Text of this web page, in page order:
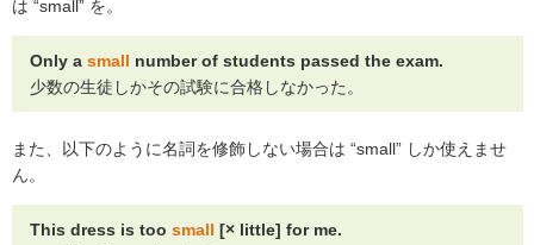
は “small” を。
Only a small number of students passed the exam.
少数の生徒しかその試験に合格しなかった。
また、以下のように名詞を修飾しない場合は “small” しか使えませ
ん。
This dress is too small [× little] for me.